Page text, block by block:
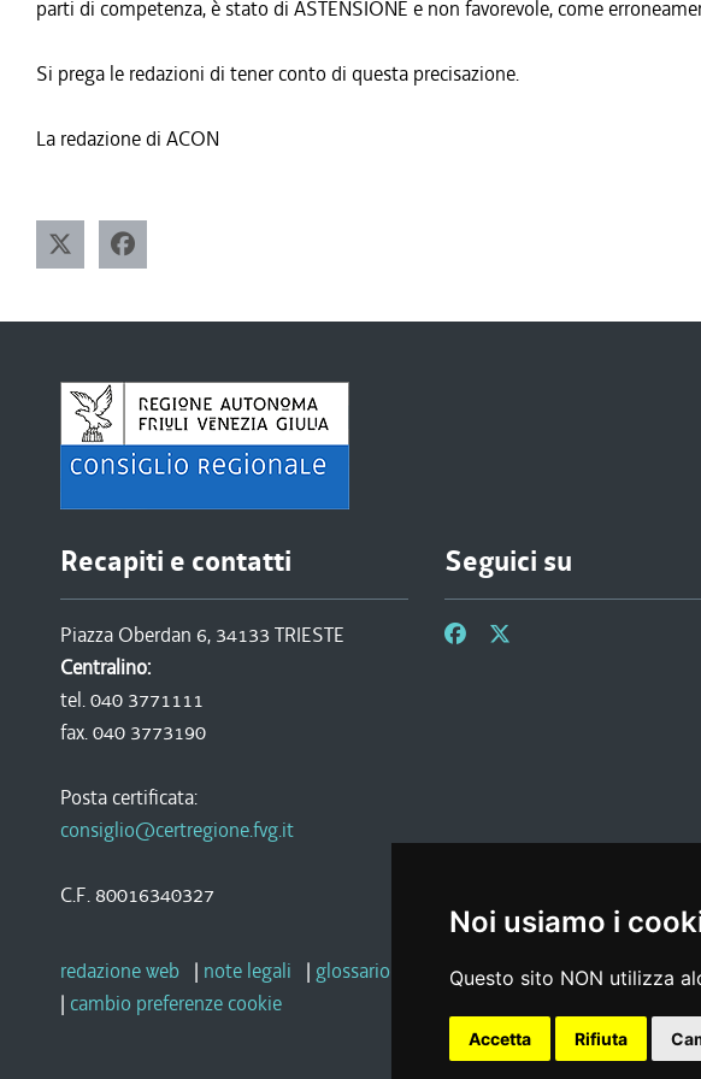
Noi usiamo i
Questo sito NON utilizza
Accetta Rifiuta
parti di competenza, è stato di ASTENSIONE e non favorevole, come
Si prega le redazioni di tener conto di questa precisazione.
La redazione di ACON
Recapiti e contatti
Piazza Oberdan 6, 34133 TRIESTE
Centralino:
tel. 040 3771111
fax. 040 3773190
Posta certificata:
consiglio@certregione.fvg.it
C.F. 80016340327
Seguici su
redazione web | note legali | glossario privacy |social media policy |
| cambio preferenze cookie